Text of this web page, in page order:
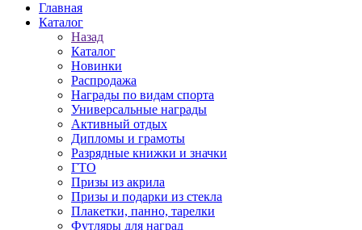
Главная
Каталог
Назад
Каталог
Новинки
Распродажа
Награды по видам спорта
Универсальные награды
Активный отдых
Дипломы и грамоты
Разрядные книжки и значки
ГТО
Призы из акрила
Призы и подарки из стекла
Плакетки, панно, тарелки
Футляры для наград